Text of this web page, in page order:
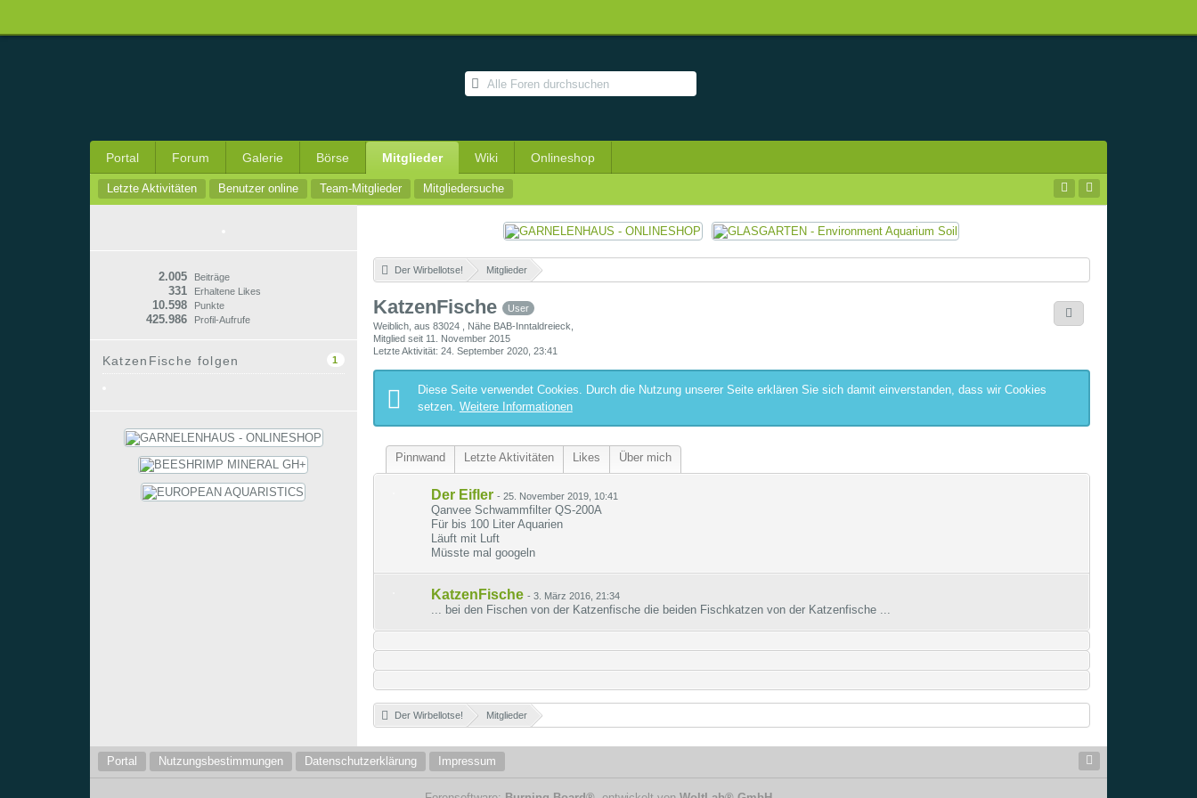
Portal Forum Galerie Börse Mitglieder Wiki Onlineshop
Letzte Aktivitäten Benutzer online Team-Mitglieder Mitgliedersuche
Beiträge
2.005
Erhaltene Likes
331
Punkte
10.598
Profil-Aufrufe
425.986
KatzenFische folgen 1
Der Wirbellotse! Mitglieder»
KatzenFische
User
Weiblich aus 83024 , Nähe BAB-Inntaldreieck
Mitglied seit 11. November 2015
Letzte Aktivität 24. September 2020, 23:41
Diese Seite verwendet Cookies. Durch die Nutzung unserer Seite erklären Sie sich damit einverstanden, dass wir Cookies
setzen. Weitere Informationen
Pinnwand Letzte Aktivitäten Likes Über mich
Der Eifler - 25. November 2019, 10:41
Qanvee Schwammfilter QS-200A
Für bis 100 Liter Aquarien
Läuft mit Luft
Müsste mal googeln
KatzenFische - 3. März 2016, 21:34
... bei den Fischen von der Katzenfische die beiden Fischkatzen von der Katzenfische ...
Der Wirbellotse! Mitglieder»
Portal Nutzungsbestimmungen Datenschutzerklärung Impressum